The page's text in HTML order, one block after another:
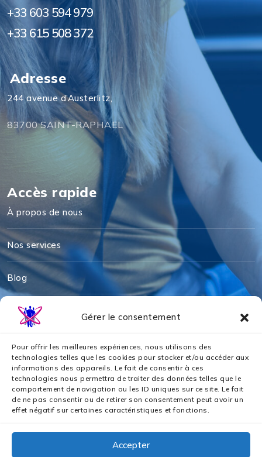
Gérer le consentement
Pour offrir les meilleures expériences, nous utilisons des
technologies telles que les cookies pour stocker et/ou accéder aux
informations des appareils. Le fait de consentir à ces
technologies nous permettra de traiter des données telles que le
comportement de navigation ou les ID uniques sur ce site. Le fait
de ne pas consentir ou de retirer son consentement peut avoir un
effet négatif sur certaines caractéristiques et fonctions.
Accepter
+33 603 594 979
+33 615 508 372
Adresse
244 avenue d’Austerlitz,
83700 SAINT-RAPHAEL
Accès rapide
À propos de nous
Nos services
Blog
Mentions légales
Politique de cookies
Politique de confidentialité
Nos partenaires